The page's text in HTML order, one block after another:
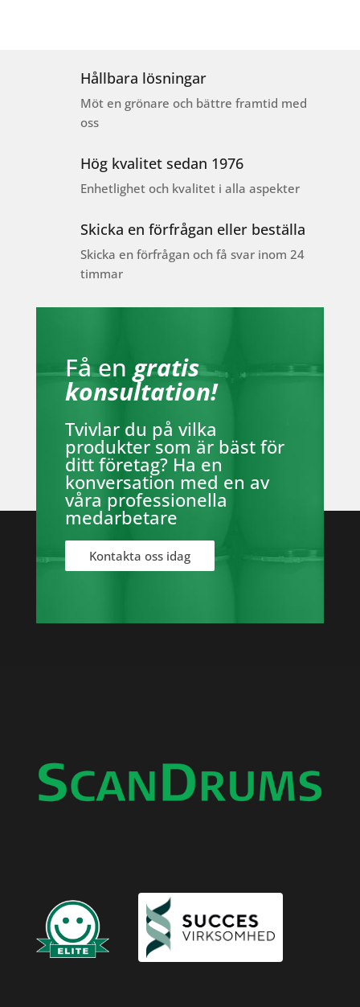
Hållbara lösningar
Möt en grönare och bättre framtid med
oss
Hög kvalitet sedan 1976
Enhetlighet och kvalitet i alla aspekter
Skicka en förfrågan eller beställa
Skicka en förfrågan och få svar inom 24
timmar
Få engratis
konsultation!
Tvivlar du på vilka
produkter som är bäst för
ditt företag? Ha en
konversation med en av
våra professionella
medarbetare
Kontakta oss idag